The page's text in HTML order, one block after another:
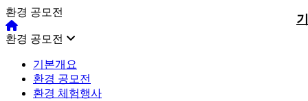
분류
환경 공모전
환경 공모전
기본개요
환경 공모전
환경 체험행사